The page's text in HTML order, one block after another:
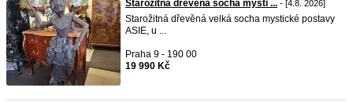
Starožitná dřevěná socha mysti ... - [4.8. 2026]
Starožitná dřevěná velká socha mystické postavy
ASIE, u ...
Praha 9 - 190 00
19 990 Kč